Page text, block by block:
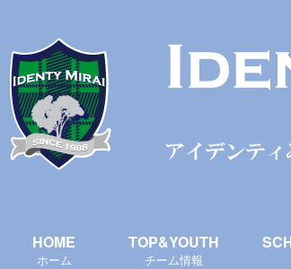
HOME
ホーム
TOP&YOUTH
チーム情報